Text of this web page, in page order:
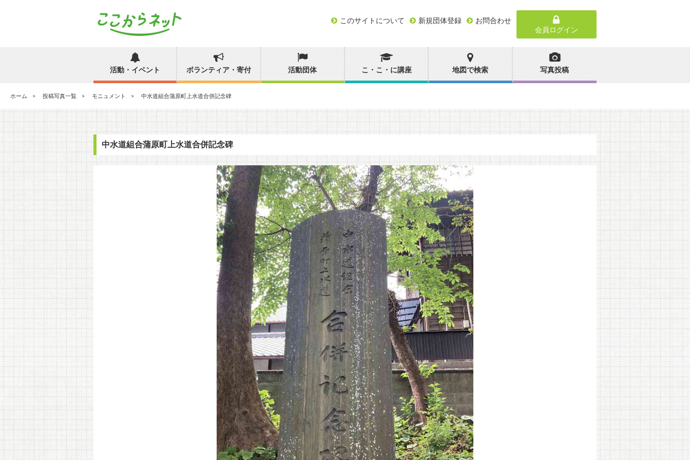
このサイトについて 新規団体登録
お問合わせ
会員ログイン
活動・イベント ボランティア・寄付 活動団体 こ・こ・に講座 地図で検索 写真投稿
ホーム 投稿写真一覧 モニュメント 中水道組合蒲原町上水道合併記念碑
中水道組合蒲原町上水道合併記念碑